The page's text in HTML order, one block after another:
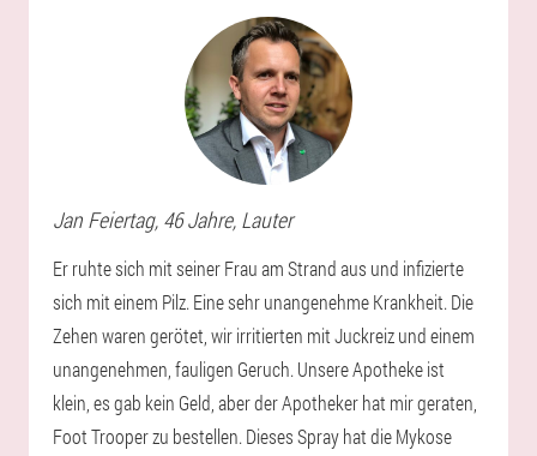
Jan Feiertag, 46 Jahre, Lauter
Er ruhte sich mit seiner Frau am Strand aus und infizierte
sich mit einem Pilz. Eine sehr unangenehme Krankheit. Die
Zehen waren gerötet, wir irritierten mit Juckreiz und einem
unangenehmen, fauligen Geruch. Unsere Apotheke ist
klein, es gab kein Geld, aber der Apotheker hat mir geraten,
Foot Trooper zu bestellen. Dieses Spray hat die Mykose